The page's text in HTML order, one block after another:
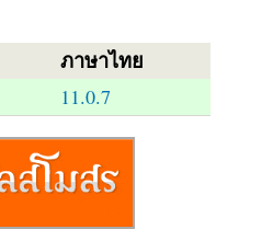
ภาษาไทย
11.0.7